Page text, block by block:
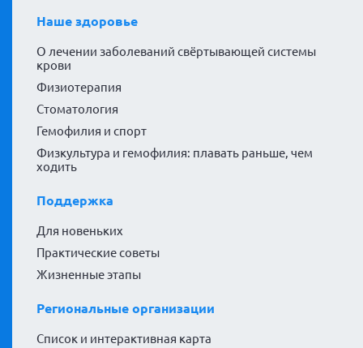
Наше здоровье
О лечении заболеваний свёртывающей системы
крови
Физиотерапия
Стоматология
Гемофилия и спорт
Физкультура и гемофилия: плавать раньше, чем
ходить
Поддержка
Для новеньких
Практические советы
Жизненные этапы
Региональные организации
Список и интерактивная карта